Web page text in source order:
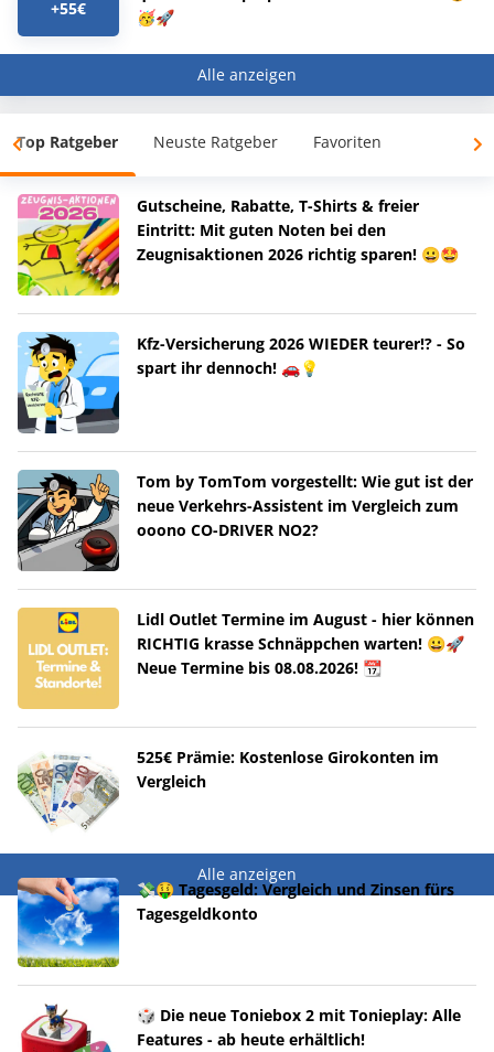
+55€
🥳🚀
Alle anzeigen
Top Ratgeber Neuste Ratgeber Favoriten
Gutscheine, Rabatte, T-Shirts & freier
Eintritt: Mit guten Noten bei den
Zeugnisaktionen 2026 richtig sparen! 😀🤩
Kfz-Versicherung 2026 WIEDER teurer!? - So
spart ihr dennoch! 🚗💡
Tom by TomTom vorgestellt: Wie gut ist der
neue Verkehrs-Assistent im Vergleich zum
ooono CO-DRIVER NO2?
Lidl Outlet Termine im August - hier können
RICHTIG krasse Schnäppchen warten! 😀🚀
Neue Termine bis 08.08.2026! 📆
525€ Prämie: Kostenlose Girokonten im
Vergleich
Alle anzeigen
💸🤑 Tagesgeld: Vergleich und Zinsen fürs
Tagesgeldkonto
🎲 Die neue Toniebox 2 mit Tonieplay: Alle
Features - ab heute erhältlich!